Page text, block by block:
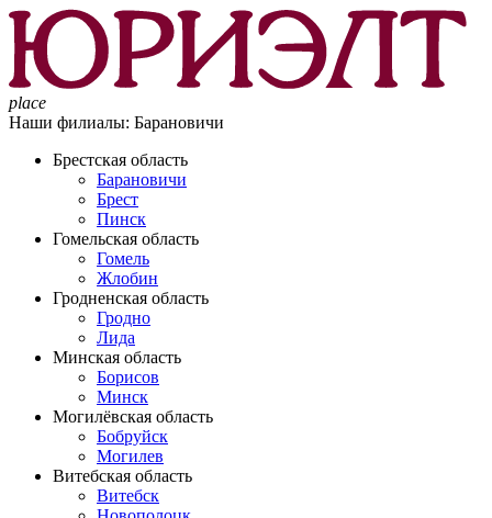
place
Наши филиалы: Барановичи
Брестская область
Барановичи
Брест
Пинск
Гомельская область
Гомель
Жлобин
Гродненская область
Гродно
Лида
Минская область
Борисов
Минск
Могилёвская область
Бобруйск
Могилев
Витебская область
Витебск